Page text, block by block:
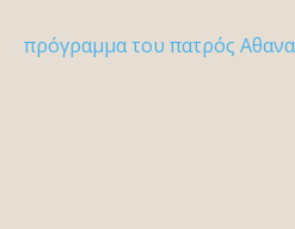
πρόγραμμα του πατρός